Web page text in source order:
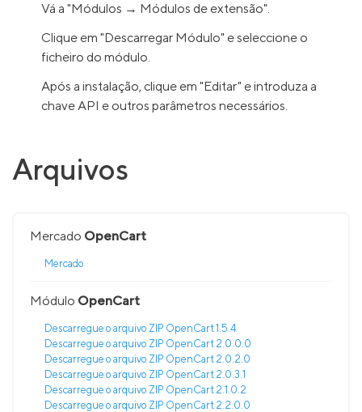
Vá a "Módulos → Módulos de extensão".
Clique em "Descarregar Módulo" e seleccione o
ficheiro do módulo.
Após a instalação, clique em "Editar" e introduza a
chave API e outros parâmetros necessários.
Arquivos
Mercado OpenCart
Mercado
Módulo OpenCart
Descarregue o arquivo ZIP OpenCart 1.5.4
Descarregue o arquivo ZIP OpenCart 2.0.0.0
Descarregue o arquivo ZIP OpenCart 2.0.2.0
Descarregue o arquivo ZIP OpenCart 2.0.3.1
Descarregue o arquivo ZIP OpenCart 2.1.0.2
Descarregue o arquivo ZIP OpenCart 2.2.0.0